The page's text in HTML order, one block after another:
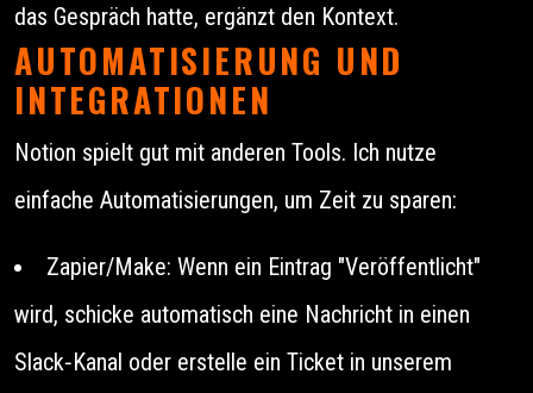
das Gespräch hatte, ergänzt den Kontext.
AUTOMATISIERUNG UND
INTEGRATIONEN
Notion spielt gut mit anderen Tools. Ich nutze
einfache Automatisierungen, um Zeit zu sparen:
Zapier/Make: Wenn ein Eintrag "Veröffentlicht"
wird, schicke automatisch eine Nachricht in einen
Slack‑Kanal oder erstelle ein Ticket in unserem